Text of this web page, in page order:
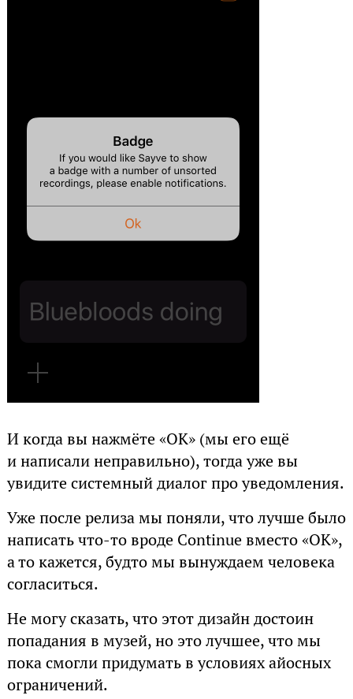
И когда вы нажмёте «OK» (мы его ещё
и написали неправильно), тогда уже вы
увидите системный диалог про уведомления.
Уже после релиза мы поняли, что лучше было
написать что-то вроде Continue вместо «OK»,
а то кажется, будто мы вынуждаем человека
согласиться.
Не могу сказать, что этот дизайн достоин
попадания в музей, но это лучшее, что мы
пока смогли придумать в условиях айосных
ограничений.